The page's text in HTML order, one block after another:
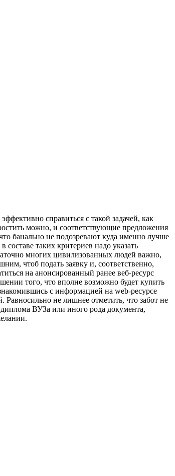
справиться с такой задачей, как
можно, и соответствующие предложения
банально не подозревают куда именно лучше
таких критериев надо указать
многих цивилизованных людей важно,
чтоб подать заявку и, соответственно,
на анонсированный ранее веб-ресурс
того, что вполне возможно будет купить
с информацией на web-ресурсе
Равносильно не лишнее отметить, что забот не
ВУЗа или иного рода документа,